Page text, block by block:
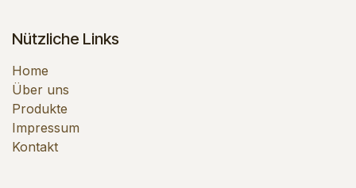
Nützliche Links
Home
Über uns
Produkte
Impressum
Kontakt